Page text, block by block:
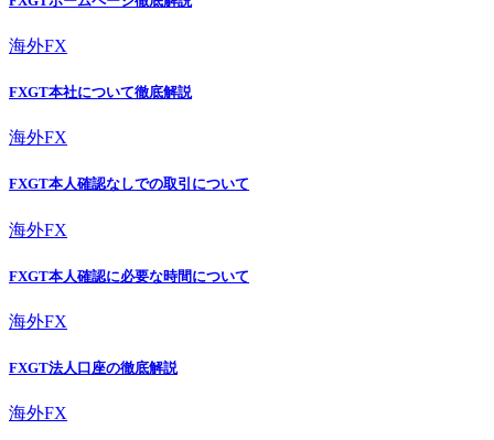
海外FX
FXGT本社について徹底解説
海外FX
FXGT本人確認なしでの取引について
海外FX
FXGT本人確認に必要な時間について
海外FX
FXGT法人口座の徹底解説
海外FX